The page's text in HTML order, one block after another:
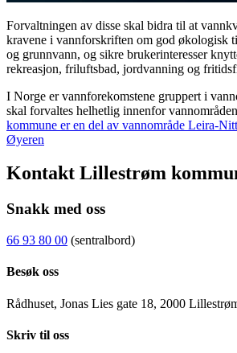
Forvaltningen av disse skal bidra til at
kravene i vannforskriften om god økologisk
og grunnvann, og sikre brukerinteresser
rekreasjon, friluftsbad, jordvanning og
I Norge er vannforekomstene gruppert i
skal forvaltes helhetlig innenfor
kommune er en del av vannområde Leira-
Øyeren
Kontakt Lillestrøm
Snakk med oss
66 93 80 00 (sentralbord)
Besøk oss
Rådhuset, Jonas Lies gate 18, 2000
Skriv til oss